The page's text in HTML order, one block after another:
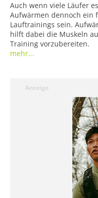
Auch wenn viele Läufer
Aufwärmen dennoch ein
Lauftrainings sein.
hilft dabei die Muskeln
Training vorzubereiten.
mehr...
Anzeige